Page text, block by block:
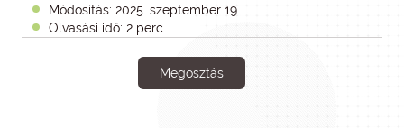
Módosítás: 2025. szeptember 19.
Olvasási idő: 2 perc
Megosztás